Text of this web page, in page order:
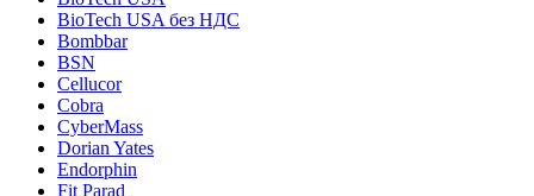
BioTech USA без НДС
Bombbar
BSN
Cellucor
Cobra
CyberMass
Dorian Yates
Endorphin
Fit Parad